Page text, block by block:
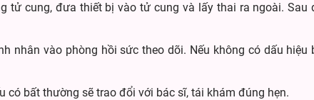
tử cung, đưa thiết bị vào tử cung và lấy thai ra ngoài. Sau
nhân vào phòng hồi sức theo dõi. Nếu không có dấu
có bất thường sẽ trao đổi với bác sĩ, tái khám đúng hẹn.